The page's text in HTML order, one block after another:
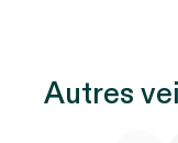
Autres